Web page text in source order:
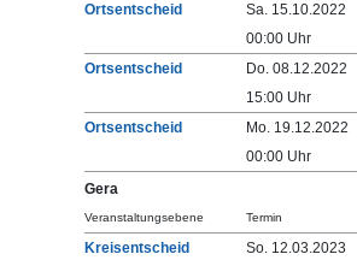
Ortsentscheid
Sa. 15.10.2022
00:00 Uhr
Ortsentscheid
Do. 08.12.2022
15:00 Uhr
Ortsentscheid
Mo. 19.12.2022
00:00 Uhr
Gera
Veranstaltungsebene Termin
Kreisentscheid
So. 12.03.2023